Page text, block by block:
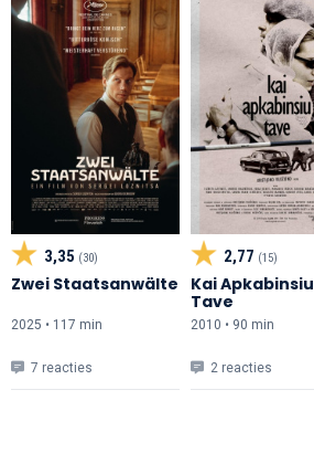
3,35 (30)
Zwei Staatsanwälte
2025 • 117 min
7 reacties
2,77 (15)
Kai Apkabinsiu
Tave
2010 • 90 min
2 reacties